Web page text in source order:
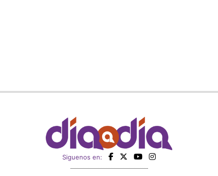
Siguenos en: